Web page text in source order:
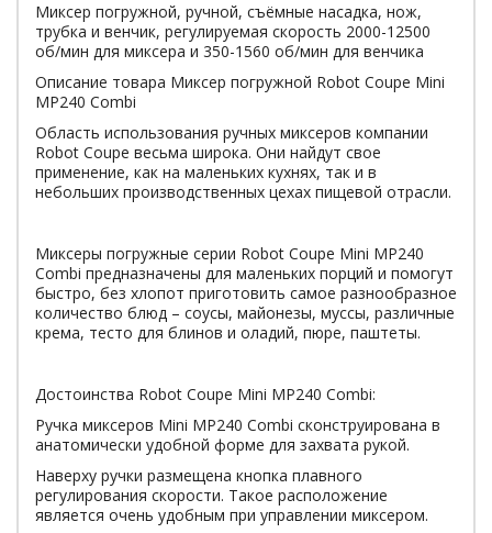
Миксер погружной, ручной, съёмные насадка, нож,
трубка и венчик, регулируемая скорость 2000-12500
об/мин для миксера и 350-1560 об/мин для венчика
Описание товара Миксер погружной Robot Coupe Mini
MP240 Combi
Область использования ручных миксеров компании
Robot Coupe весьма широка. Они найдут свое
применение, как на маленьких кухнях, так и в
небольших производственных цехах пищевой отрасли.
Миксеры погружные серии Robot Coupe Mini MP240
Combi предназначены для маленьких порций и помогут
быстро, без хлопот приготовить самое разнообразное
количество блюд – соусы, майонезы, муссы, различные
крема, тесто для блинов и оладий, пюре, паштеты.
Достоинства Robot Coupe Mini MP240 Combi:
Ручка миксеров Mini MP240 Combi сконструирована в
анатомически удобной форме для захвата рукой.
Наверху ручки размещена кнопка плавного
регулирования скорости. Такое расположение
является очень удобным при управлении миксером.